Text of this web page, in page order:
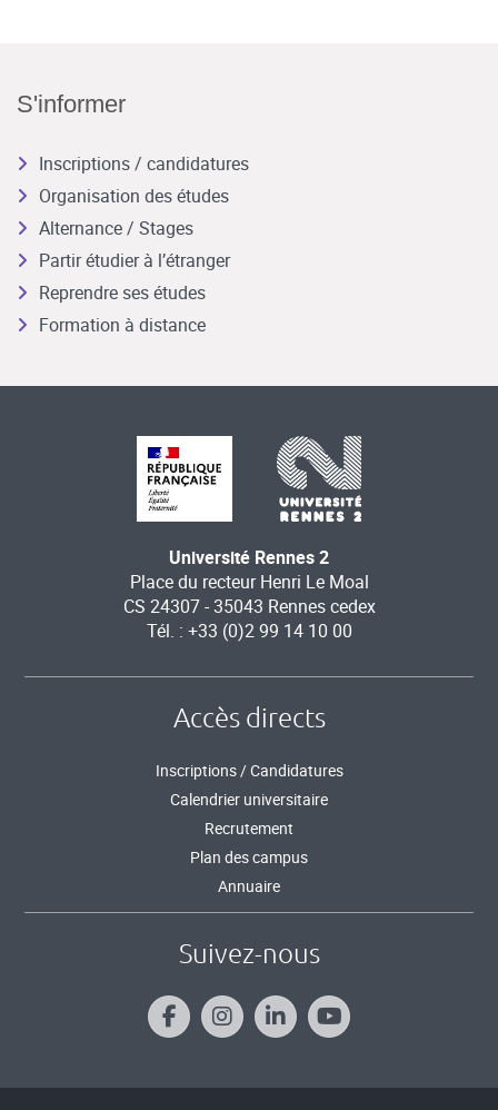
S'informer
Inscriptions / candidatures
Organisation des études
Alternance / Stages
Partir étudier à l’étranger
Reprendre ses études
Formation à distance
Université Rennes 2
Place du recteur Henri Le Moal
CS 24307 - 35043 Rennes cedex
Tél. : +33 (0)2 99 14 10 00
Accès directs
Inscriptions / Candidatures
Calendrier universitaire
Recrutement
Plan des campus
Annuaire
Suivez-nous